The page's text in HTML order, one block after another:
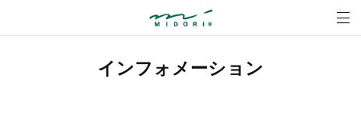
【新製品情報】
インフォメーション